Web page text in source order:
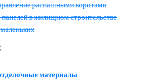
распашными воротами
в жилищном строительстве
материалы